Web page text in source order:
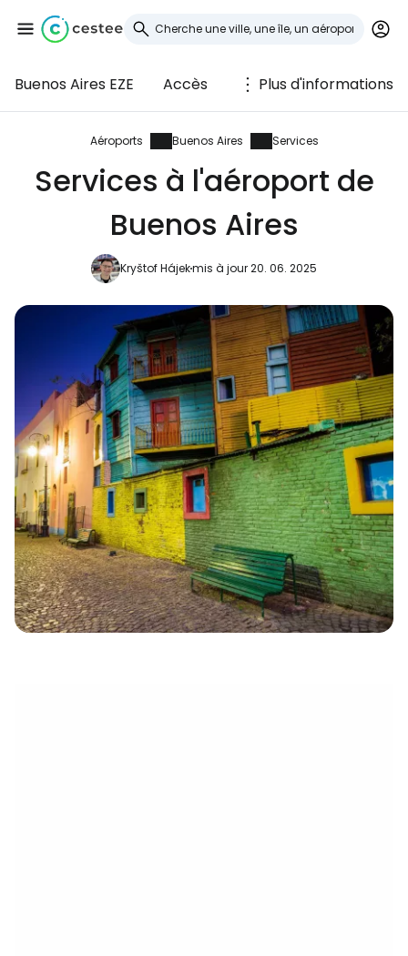
Buenos Aires EZE Accès Plus d'informations
Aéroports Buenos Aires Services
Services à l'aéroport de
Buenos Aires
Kryštof Hájekmis à jour 20. 06. 2025
Se connecter à
Cestee
... la communauté mondiale des voyageurs
Continuer avec Facebook
Poursuivre avec le courrier
électronique